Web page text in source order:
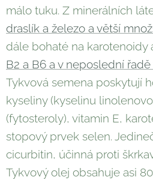
málo tuku. Z minerálních
draslík a železo a větší
dále bohaté na karotenoidy
B2 a B6 a v neposlední řadě
Tykvová semena poskytují
kyseliny (kyselinu
(fytosteroly), vitamin E,
stopový prvek selen.
cicurbitin, účinná proti
Tykvový olej obsahuje asi